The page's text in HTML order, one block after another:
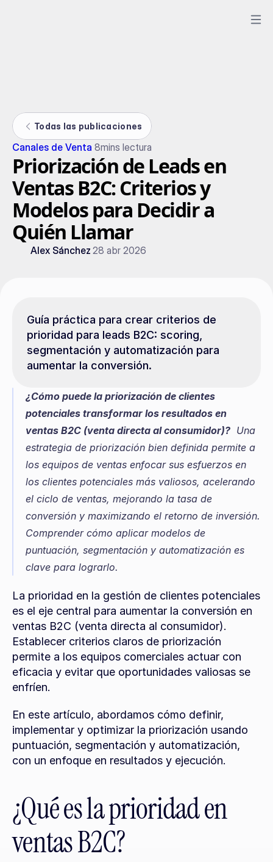
Todas las publicaciones
Canales de Venta 8mins lectura
Priorización de Leads en
Ventas B2C: Criterios y
Modelos para Decidir a
Quién Llamar
Alex Sánchez 28 abr 2026
Guía práctica para crear criterios de
prioridad para leads B2C: scoring,
segmentación y automatización para
aumentar la conversión.
¿Cómo puede la priorización de clientes
potenciales transformar los resultados en
ventas B2C (venta directa al consumidor)?
  Una
estrategia de priorización bien definida permite a
los equipos de ventas enfocar sus esfuerzos en
los clientes potenciales más valiosos, acelerando
el ciclo de ventas, mejorando la tasa de
conversión y maximizando el retorno de inversión.
Comprender cómo aplicar modelos de
puntuación, segmentación y automatización es
clave para lograrlo.
La prioridad en la gestión de clientes potenciales
es el eje central para aumentar la conversión en
ventas B2C (venta directa al consumidor).
Establecer criterios claros de priorización
permite a los equipos comerciales actuar con
eficacia y evitar que oportunidades valiosas se
enfríen.
En este artículo, abordamos cómo definir,
implementar y optimizar la priorización usando
puntuación, segmentación y automatización,
con un enfoque en resultados y ejecución.
¿Qué es la prioridad en
ventas B2C?